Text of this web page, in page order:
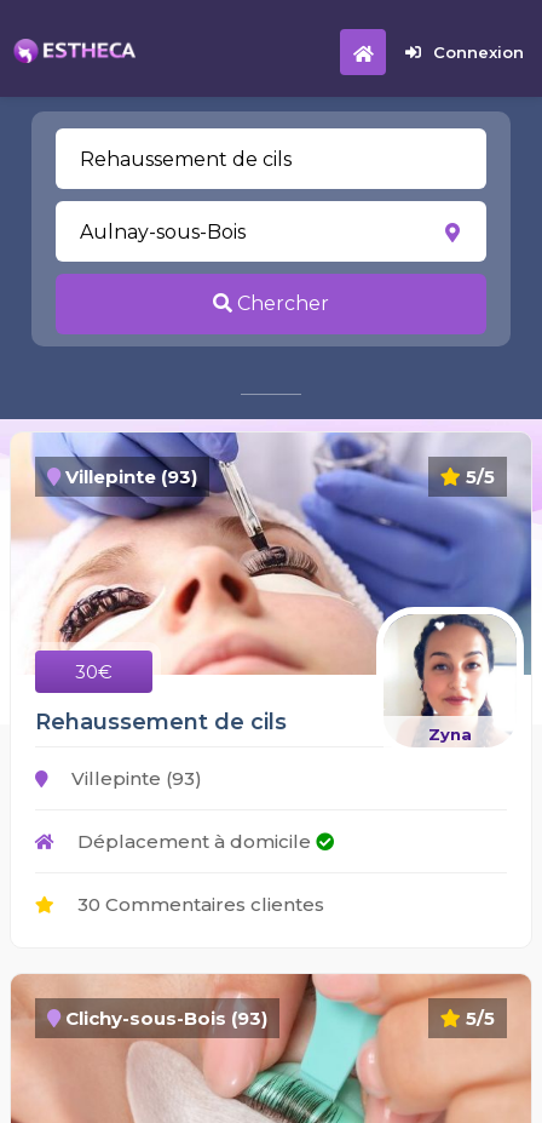
Connexion
Chercher
5/5
Villepinte (93)
30€
Zyna
Rehaussement de cils
Villepinte (93)
Déplacement à domicile
30 Commentaires clientes
5/5
Clichy-sous-Bois (93)